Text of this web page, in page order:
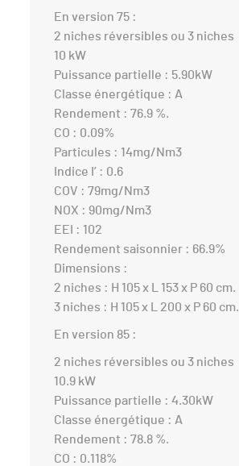
En version 75 :
2 niches réversibles ou 3 niches
10 kW
Puissance partielle : 5.90kW
Classe énergétique : A
Rendement : 76.9 %.
CO : 0.09%
Particules : 14mg/Nm3
Indice I’ : 0.6
COV : 79mg/Nm3
NOX : 90mg/Nm3
EEI : 102
Rendement saisonnier : 66.9%
Dimensions :
2 niches : H 105 x L 153 x P 60 cm.
3 niches : H 105 x L 200 x P 60 cm.
En version 85 :
2 niches réversibles ou 3 niches
10.9 kW
Puissance partielle : 4.30kW
Classe énergétique : A
Rendement : 78.8 %.
CO : 0.118%